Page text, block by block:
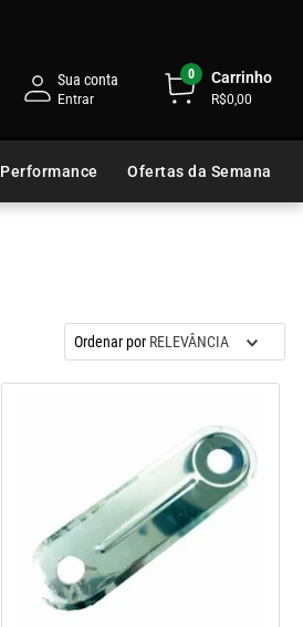
Sua conta 0 Carrinho
R$0,00
Performance Ofertas da Semana
Ordenar por RELEVÂNCIA